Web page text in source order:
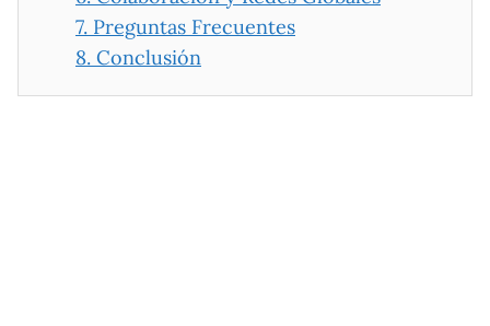
7. Preguntas Frecuentes
8. Conclusión